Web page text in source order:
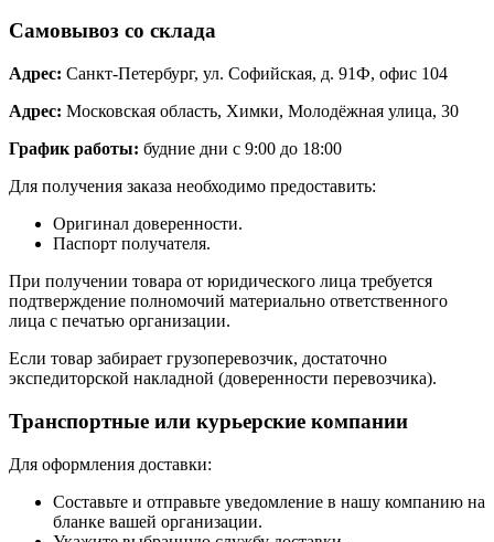
Самовывоз со склада
Адрес: Санкт-Петербург, ул. Софийская, д. 91Ф, офис 104
Адрес: Московская область, Химки, Молодёжная улица, 30
График работы: будние дни с 9:00 до 18:00
Для получения заказа необходимо предоставить:
Оригинал доверенности.
Паспорт получателя.
При получении товара от юридического лица требуется
подтверждение полномочий материально ответственного
лица с печатью организации.
Если товар забирает грузоперевозчик, достаточно
экспедиторской накладной (доверенности перевозчика).
Транспортные или курьерские компании
Для оформления доставки:
Составьте и отправьте уведомление в нашу компанию на
бланке вашей организации.